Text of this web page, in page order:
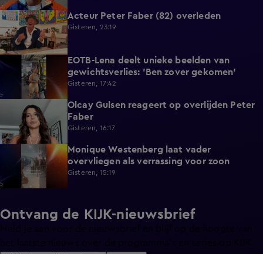
2:11 Acteur Peter Faber (82) overleden
Gisteren, 23:19
0:13
EOTB-Lena deelt unieke beelden van
gewichtsverlies: 'Ben zover gekomen'
Gisteren, 17:42
Olcay Gulsen reageert op overlijden Peter
Faber
Gisteren, 16:17
Monique Westenberg laat vader
overvliegen als verrassing voor zoon
Gisteren, 15:19
Ontvang de KIJK-nieuwsbrief